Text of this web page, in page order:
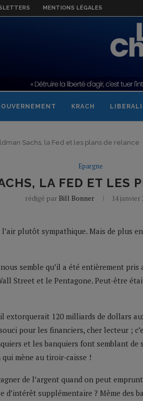
MENTIONS LÉGALES
KRACH
Sachs, la Fed et les plans de relance
Epargne
LA FED ET LES
rédigé par Bill Bonner 14 janvier
plutôt sympathique. Mais de plus
semble qu’il a été entièrement
Street et le Pentagone. Peut-être
extorquerait 120 milliards de dollars
pour les financiers, cher lecteur ;
et les banquiers font semblant
mène au tiroir-caisse !
de l’argent quand on peut
d’intérêt supplémentaire ? Même des